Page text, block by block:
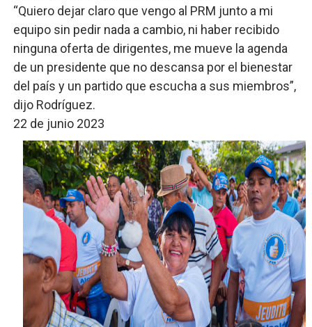
“Quiero dejar claro que vengo al PRM junto a mi
equipo sin pedir nada a cambio, ni haber recibido
ninguna oferta de dirigentes, me mueve la agenda
de un presidente que no descansa por el bienestar
del país y un partido que escucha a sus miembros”,
dijo Rodríguez.
22 de junio 2023